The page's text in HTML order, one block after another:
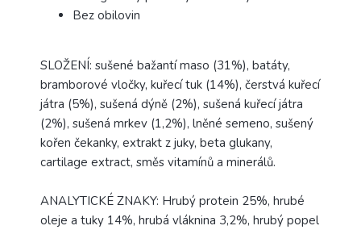
Bez obilovin
SLOŽENÍ: sušené bažantí maso (31%), batáty,
bramborové vločky, kuřecí tuk (14%), čerstvá kuřecí
játra (5%), sušená dýně (2%), sušená kuřecí játra
(2%), sušená mrkev (1,2%), lněné semeno, sušený
kořen čekanky, extrakt z juky, beta glukany,
cartilage extract, směs vitamínů a minerálů.
ANALYTICKÉ ZNAKY: Hrubý protein 25%, hrubé
oleje a tuky 14%, hrubá vláknina 3,2%, hrubý popel